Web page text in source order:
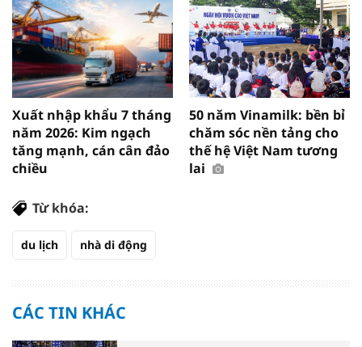
Xuất nhập khẩu 7 tháng
năm 2026: Kim ngạch
tăng mạnh, cán cân đảo
chiều
50 năm Vinamilk: bền bỉ
chăm sóc nền tảng cho
thế hệ Việt Nam tương
lai
Từ khóa:
du lịch nhà di động
CÁC TIN KHÁC